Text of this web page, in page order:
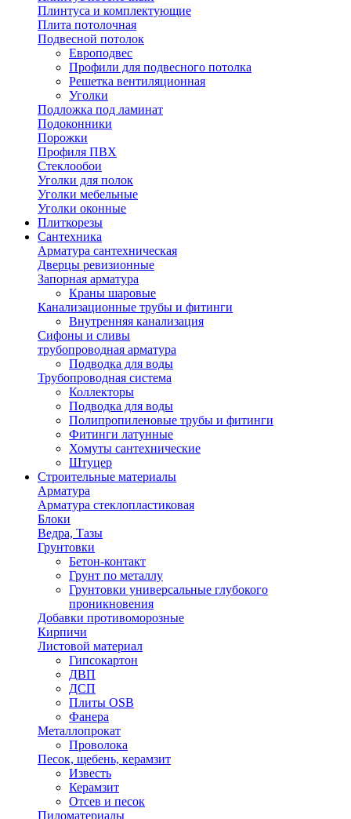
Плинтуса и комплектующие
Плита потолочная
Подвесной потолок
Европодвес
Профили для подвесного потолка
Решетка вентиляционная
Уголки
Подложка под ламинат
Подоконники
Порожки
Профиля ПВХ
Стеклообои
Уголки для полок
Уголки мебельные
Уголки оконные
Плиткорезы
Сантехника
Арматура сантехническая
Дверцы ревизионные
Запорная арматура
Краны шаровые
Канализационные трубы и фитинги
Внутренняя канализация
Сифоны и сливы
трубопроводная арматура
Подводка для воды
Трубопроводная система
Коллекторы
Подводка для воды
Полипропиленовые трубы и фитинги
Фитинги латунные
Хомуты сантехнические
Штуцер
Строительные материалы
Арматура
Арматура стеклопластиковая
Блоки
Ведра, Тазы
Грунтовки
Бетон-контакт
Грунт по металлу
Грунтовки универсальные глубокого
проникновения
Добавки противоморозные
Кирпичи
Листовой материал
Гипсокартон
ДВП
ДСП
Плиты OSB
Фанера
Металлопрокат
Проволока
Песок, щебень, керамзит
Известь
Керамзит
Отсев и песок
Пиломатериалы